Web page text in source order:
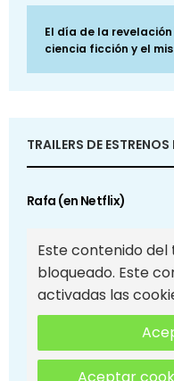
El día de la
ciencia ficción y el
TRAILERS DE
Rafa (en Netflix)
Este contenido del
bloqueado. Este
activadas las
Aceptar